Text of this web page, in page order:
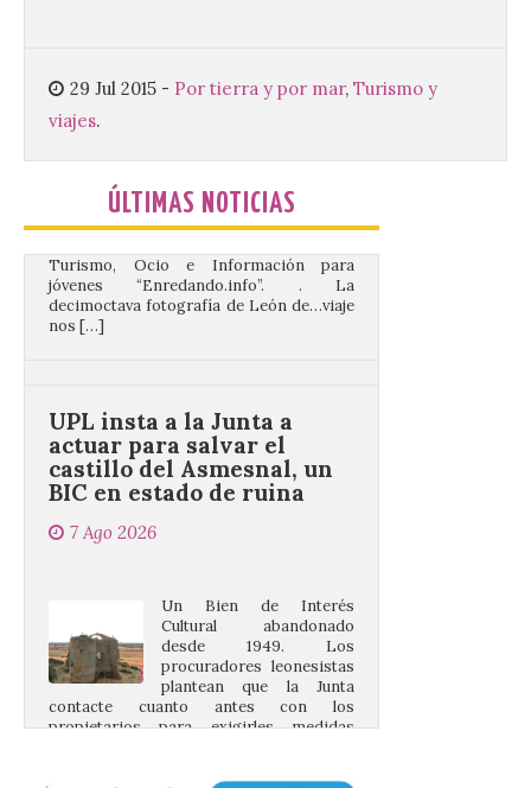
29 Jul 2015 - Por tierra y por mar, Turismo y
viajes.
ÚLTIMAS NOTICIAS
Nueva edición de León
juvenil de la Asociación
Conceyu País Llionés y el Diario de
Turismo, Ocio e Información para
decimoctava fotografía de León de…viaje
nos […]
actuar para salvar el
castillo del Asmesnal, un
BIC en estado de ruina
7 Ago 2026
desde 1949. Los
procuradores leonesistas
plantean que la Junta
contacte cuanto antes con los
propietarios para exigirles medidas
inmediatas que frenen el deterioro y el
riesgo de colapso. Los procuradores de